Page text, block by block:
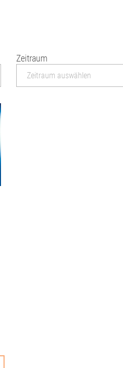
Zeitraum